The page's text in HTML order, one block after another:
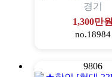
경기
1,300만원
no.18984
9806